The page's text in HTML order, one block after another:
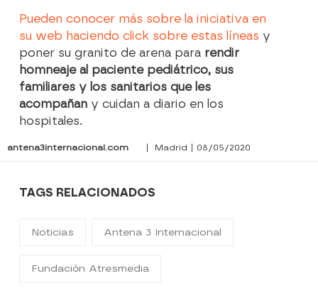
Pueden conocer más sobre la iniciativa en
su web haciendo click sobre estas líneas y
poner su granito de arena para rendir
homneaje al paciente pediátrico, sus
familiares y los sanitarios que les
acompañan y cuidan a diario en los
hospitales.
antena3internacional.com | Madrid | 08/05/2020
TAGS RELACIONADOS
Noticias Antena 3 Internacional
Fundación Atresmedia